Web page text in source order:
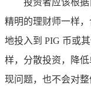
精明的理财师一样
地投入到 PIG 币或
样，分散投资，降
现问题，也不会对整